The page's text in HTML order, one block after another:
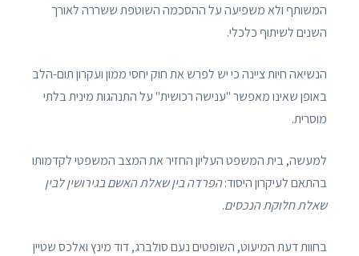
המשותף ולא משפיעה על ההסכמה השוטפת ששררה לאורך
השנים לשיתוף כלכלי.
הנשיאה חיות ציינה כי יש לפרש את חוק יחסי ממון ועקרון תום-הלב
באופן שאינו מאפשר "ענישה רכושית" על התנהגות מינית בלתי
מוסרית.
למעשה, בית המשפט העליון החזיר את המצב המשפטי לקדמותו
בהתאם לעיקרון היסוד:הפרדה בין שאלת האשם בגירושין לבין
שאלת חלוקת הנכסים.
בחוות דעת המיעוט, השופטים נעם סולברג, דוד מינץ ואלכס שטיין